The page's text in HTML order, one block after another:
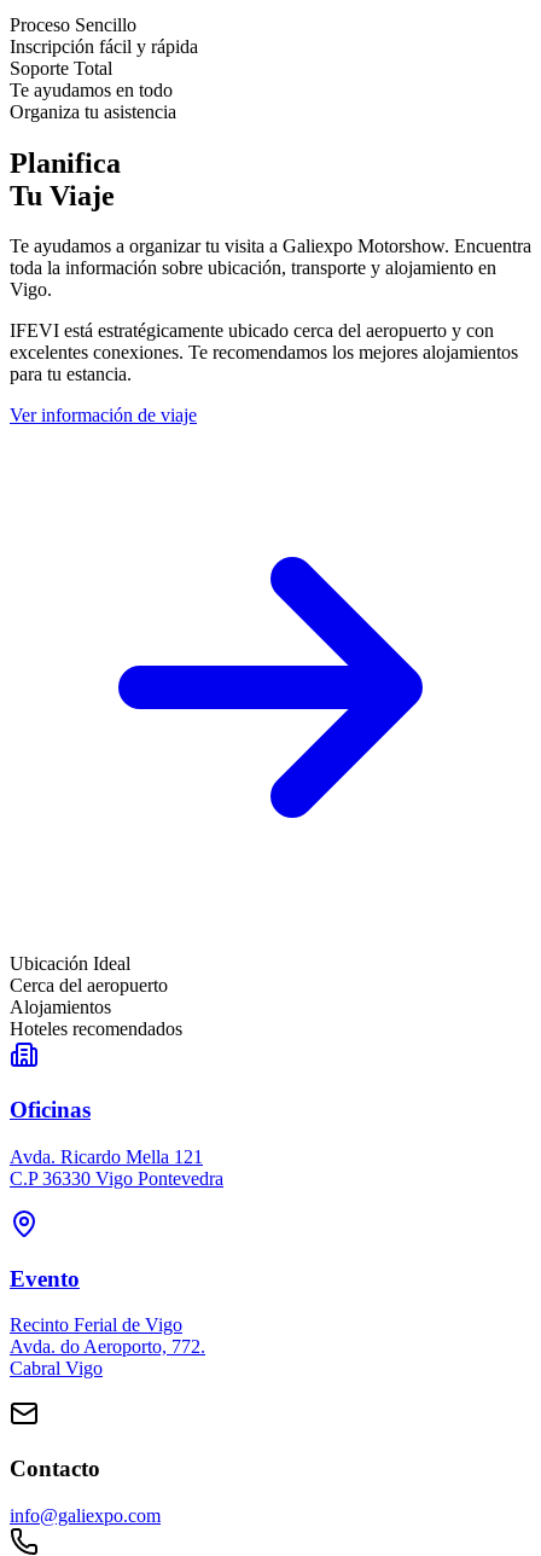
Proceso Sencillo
Inscripción fácil y rápida
Soporte Total
Te ayudamos en todo
Organiza tu asistencia
Planifica
Tu Viaje
Te ayudamos a organizar tu visita a Galiexpo Motorshow. Encuentra
toda la información sobre ubicación, transporte y alojamiento en
Vigo.
IFEVI está estratégicamente ubicado cerca del aeropuerto y con
excelentes conexiones. Te recomendamos los mejores alojamientos
para tu estancia.
Ver información de viaje
Ubicación Ideal
Cerca del aeropuerto
Alojamientos
Hoteles recomendados
Oficinas
Avda. Ricardo Mella 121
C.P 36330 Vigo Pontevedra
Evento
Recinto Ferial de Vigo
Avda. do Aeroporto, 772.
Cabral Vigo
Contacto
info@galiexpo.com